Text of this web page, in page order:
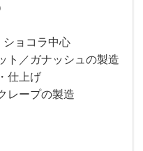
ショコラ中心
ト／ガナッシュの製造
仕上げ
レープの製造